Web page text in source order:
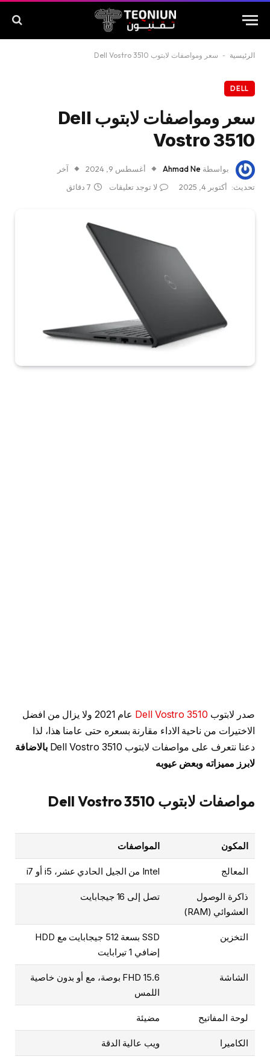
الرئيسية - سعر ومواصفات لابتوب Dell Vostro 3510
DELL
سعر ومواصفات لابتوب Dell
Vostro 3510
بواسطة Ahmad Ne أغسطس 9, 2024
آخر
تحديث:
أكتوبر 4, 2025 لا توجد تعليقات 7 دقائق
صدر لابتوب Dell Vostro 3510
عام 2021 ولا يزال من افضل
الاختيرات من ناحية الاداء مقارنة بسعره حتى عامنا هذا، لذا
دعنا نتعرف على مواصفات لابتوب Dell Vostro 3510
بالاضافة
لابرز مميزاته وبعض عيوبه
مواصفات لابتوب Dell Vostro 3510
المكون المواصفات
المعالج Intel من الجيل الحادي عشر، i5 أو i7
ذاكرة الوصول
العشوائي (RAM)
تصل إلى 16 جيجابايت
التخزين
SSD بسعة 512 جيجابايت مع HDD
إضافي 1 تيرابايت
الشاشة
FHD 15.6 بوصة، مع أو بدون خاصية
اللمس
لوحة المفاتيح مضيئة
الكاميرا ويب عالية الدقة